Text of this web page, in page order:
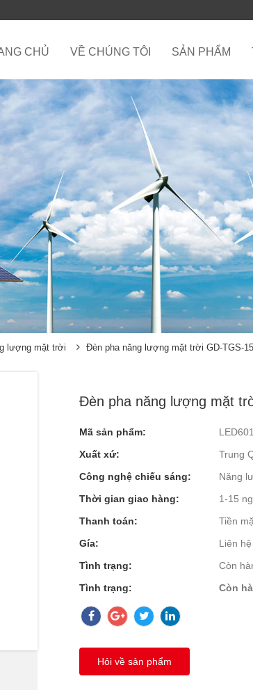
CHỦ VỀ CHÚNG TÔI SẢN PHẨM
lượng mặt trời Đèn pha năng lượng mặt trời GD-TGS-
Đèn pha năng lượng mặt
Mã sản phẩm:
Xuất xứ:
Trung
Công nghệ chiếu sáng:
Năng
Thời gian giao hàng:
1-15
Thanh toán:
Tiền
Gía:
Liên hệ
Tình trạng:
Còn
Tình trạng:
Còn
Hỏi về sản phẩm